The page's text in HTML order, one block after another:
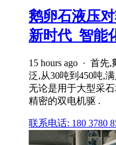
鹅卵石液压
新时代_智能
15 hours ago · 首
泛,从30吨到450吨,
无论是用于大型采
精密的双电机驱 .
联系电话: 180 3780